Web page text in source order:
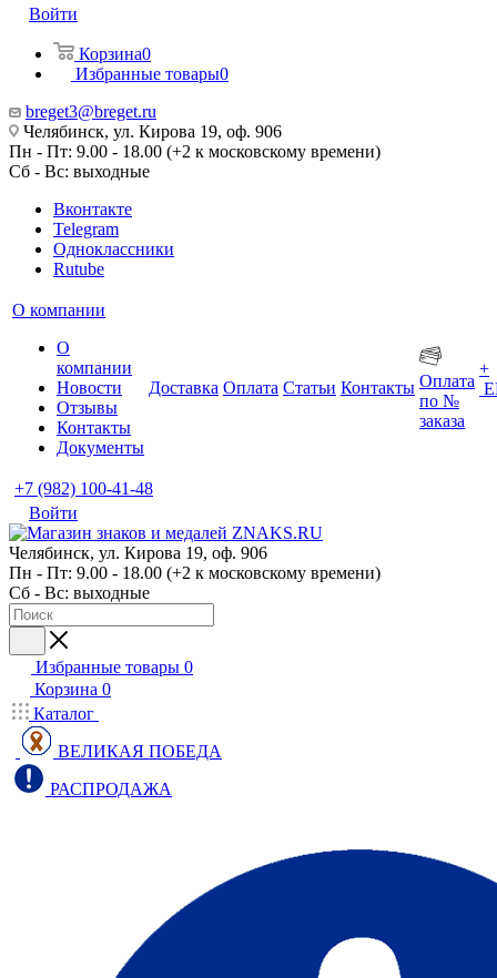
Войти
Корзина0
Избранные товары0
breget3@breget.ru
Челябинск, ул. Кирова 19, оф. 906
Пн - Пт: 9.00 - 18.00 (+2 к московскому времени)
Сб - Вс: выходные
Вконтакте
Telegram
Одноклассники
Rutube
О компании
О
компании
Новости
Отзывы
Контакты
Документы
Доставка Оплата Статьи Контакты Оплата
по №
заказа
+
+7 (982) 100-41-48
Войти
Челябинск, ул. Кирова 19, оф. 906
Пн - Пт: 9.00 - 18.00 (+2 к московскому времени)
Сб - Вс: выходные
Избранные товары 0
Корзина 0
Каталог
ВЕЛИКАЯ ПОБЕДА
РАСПРОДАЖА